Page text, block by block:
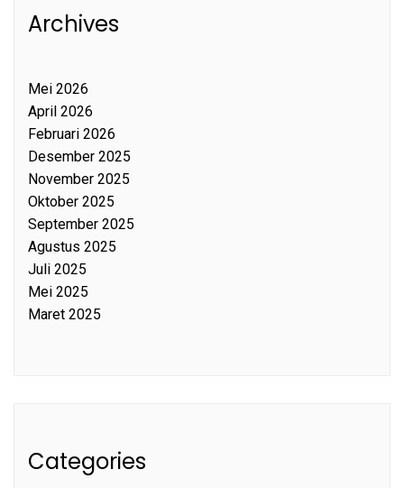
Archives
Mei 2026
April 2026
Februari 2026
Desember 2025
November 2025
Oktober 2025
September 2025
Agustus 2025
Juli 2025
Mei 2025
Maret 2025
Categories